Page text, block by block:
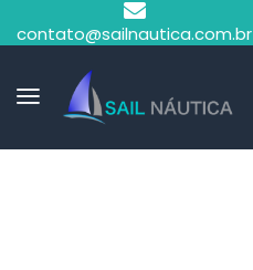
contato@sailnautica.com.br